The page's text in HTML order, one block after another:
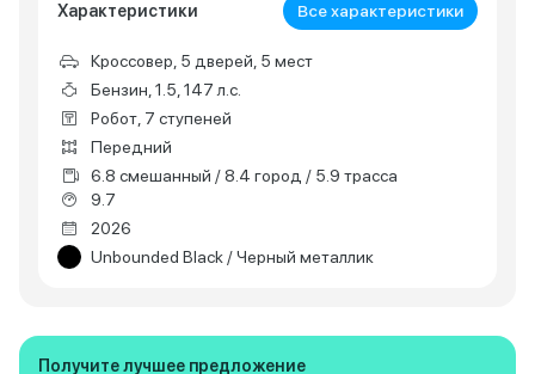
Характеристики Все характеристики
Кроссовер, 5 дверей, 5 мест
Бензин, 1.5, 147 л.с.
Робот, 7 ступеней
Передний
6.8 смешанный / 8.4 город / 5.9 трасса
9.7
2026
Unbounded Black / Черный металлик
Получите лучшее предложение